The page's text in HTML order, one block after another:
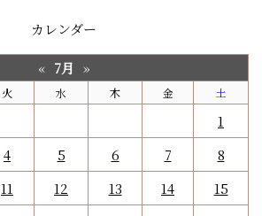
カレンダー
« 7月 »
火 水 木 金 土
1
4 5 6 7
8
11 12 13 14
15